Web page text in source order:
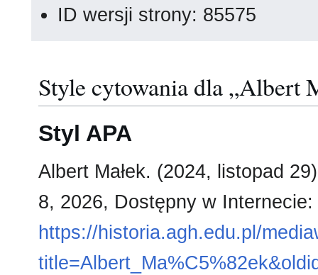
ID wersji strony: 85575
Style cytowania dla „Albert
Styl APA
Albert Małek. (2024, listopad
8, 2026, Dostępny w Internecie:
https://historia.agh.edu.pl/